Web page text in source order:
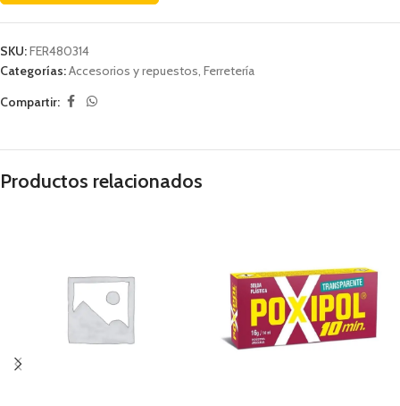
SKU:FER480314
Categorías:Accesorios y repuestos, Ferretería
Compartir:
Productos relacionados